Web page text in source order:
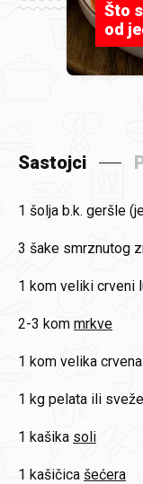
Što
od
Sastojci
1 šolja b.k. geršle
3 šake smrznutog
1 kom veliki crveni
2-3 kom mrkve
1 kom velika
1 kg pelata ili
1 kašika soli
1 kašičica šećera